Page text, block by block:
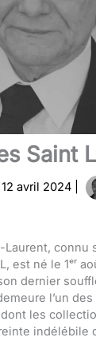
Saint
12 avril 2024
connu
est né le 1ᵉʳ
dernier
l’un
les
indélébile